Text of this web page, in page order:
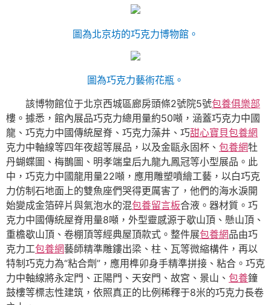
圖為北京坊的巧克力博物館。
圖為巧克力藝術花瓶。
該博物館位于北京西城區廊房頭條2號院5號包養俱樂部
樓。據悉，館內展品巧克力總用量約50噸，涵蓋巧克力中國
龍、巧克力中國傳統屋脊、巧克力藻井、巧甜心寶貝包養網
克力中軸線等四年夜超等展品，以及金甌永固杯、 包養網牡
丹蝴蝶圖、梅鵲圖、明孝端皇后九龍九鳳冠等小型展品。此
中，巧克力中國龍用量22噸，應用雕塑噴繪工藝，以白巧克
力仿制石地面上的雙魚座們哭得更厲害了，他們的海水淚開
始變成金箔碎片與氣泡水的混包養留言板合液。器材質。巧
克力中國傳統屋脊用量8噸，外型靈感源于歇山頂、懸山頂、
重檐歇山頂、卷棚頂等經典屋頂款式。整件展包養網品由巧
克力工包養網藝師精準雕鏤出梁、柱、瓦等微縮構件，再以
特制巧克力為“粘合劑”，應用榫卯身手精準拼接、粘合。巧克
力中軸線將永定門、正陽門、天安門、故宮、景山、 包養鐘
鼓樓等標志性建筑，依照真正的比例稀釋于8米的巧克力長卷